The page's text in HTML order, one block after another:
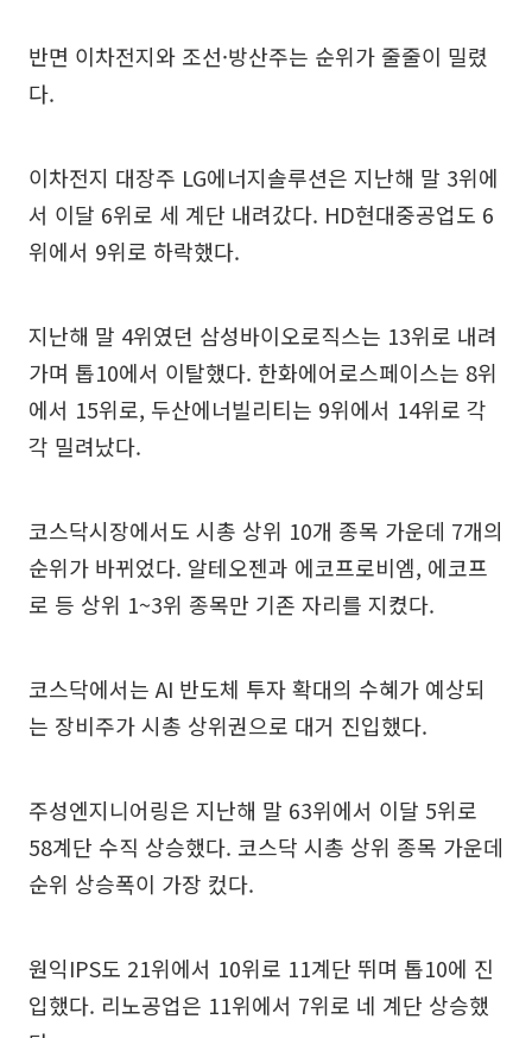
반면 이차전지와 조선·방산주는 순위가 줄줄이 밀렸
다.
이차전지 대장주 LG에너지솔루션은 지난해 말 3위에
서 이달 6위로 세 계단 내려갔다. HD현대중공업도 6
위에서 9위로 하락했다.
지난해 말 4위였던 삼성바이오로직스는 13위로 내려
가며 톱10에서 이탈했다. 한화에어로스페이스는 8위
에서 15위로, 두산에너빌리티는 9위에서 14위로 각
각 밀려났다.
코스닥시장에서도 시총 상위 10개 종목 가운데 7개의
순위가 바뀌었다. 알테오젠과 에코프로비엠, 에코프
로 등 상위 1~3위 종목만 기존 자리를 지켰다.
코스닥에서는 AI 반도체 투자 확대의 수혜가 예상되
는 장비주가 시총 상위권으로 대거 진입했다.
주성엔지니어링은 지난해 말 63위에서 이달 5위로
58계단 수직 상승했다. 코스닥 시총 상위 종목 가운데
순위 상승폭이 가장 컸다.
원익IPS도 21위에서 10위로 11계단 뛰며 톱10에 진
입했다. 리노공업은 11위에서 7위로 네 계단 상승했